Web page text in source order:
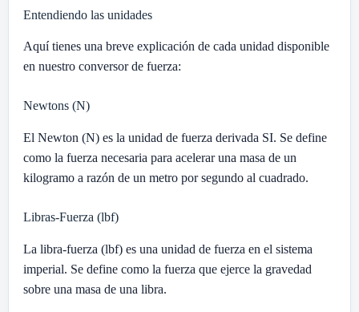
Entendiendo las unidades
Aquí tienes una breve explicación de cada unidad disponible
en nuestro conversor de fuerza:
Newtons (N)
El Newton (N) es la unidad de fuerza derivada SI. Se define
como la fuerza necesaria para acelerar una masa de un
kilogramo a razón de un metro por segundo al cuadrado.
Libras-Fuerza (lbf)
La libra-fuerza (lbf) es una unidad de fuerza en el sistema
imperial. Se define como la fuerza que ejerce la gravedad
sobre una masa de una libra.